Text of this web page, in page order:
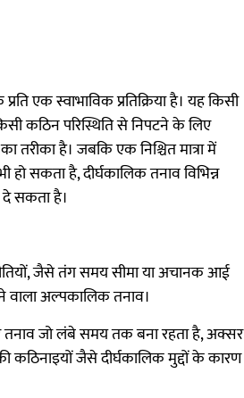
एक स्वाभाविक प्रतिक्रिया है। यह किसी
कठिन परिस्थिति से निपटने के लिए
तरीका है। जबकि एक निश्चित मात्रा में
हो सकता है, दीर्घकालिक तनाव विभिन्न
सकता है।
जैसे तंग समय सीमा या अचानक आई
वाला अल्पकालिक तनाव।
तनाव जो लंबे समय तक बना रहता है, अक्सर
कठिनाइयों जैसे दीर्घकालिक मुद्दों के कारण